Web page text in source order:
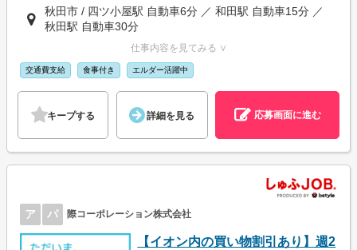
秋田市 / 四ツ小屋駅 自動車6分 ／ 和田駅 自動車15分 ／
秋田駅 自動車30分
仕事内容を見てみる ∨
交通費支給 食事付き エルダー活躍中
キープする 詳細を見る 応募画面に進む
ア パ 際コーポレーション株式会社
【イオン内の買い物割引あり】週2